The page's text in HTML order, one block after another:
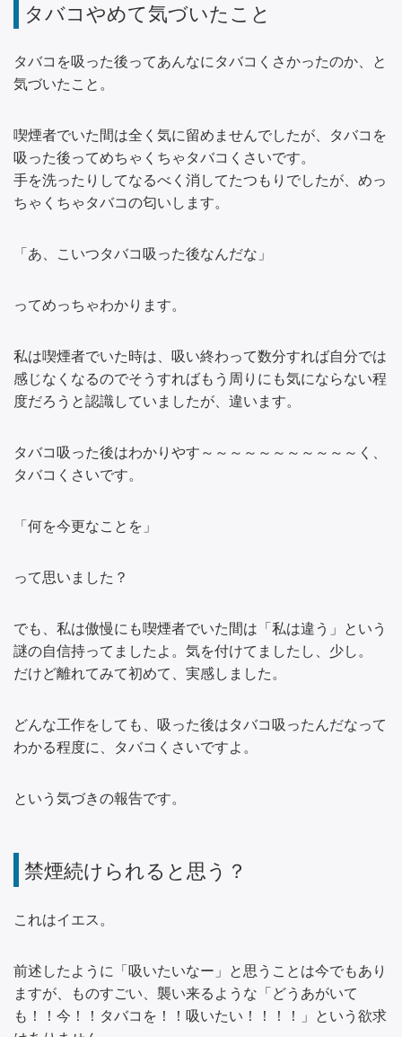
タバコやめて気づいたこと
タバコを吸った後ってあんなにタバコくさかったのか、と
気づいたこと。
喫煙者でいた間は全く気に留めませんでしたが、タバコを
吸った後ってめちゃくちゃタバコくさいです。
手を洗ったりしてなるべく消してたつもりでしたが、めっ
ちゃくちゃタバコの匂いします。
「あ、こいつタバコ吸った後なんだな」
ってめっちゃわかります。
私は喫煙者でいた時は、吸い終わって数分すれば自分では
感じなくなるのでそうすればもう周りにも気にならない程
度だろうと認識していましたが、違います。
タバコ吸った後はわかりやす～～～～～～～～～～～く、
タバコくさいです。
「何を今更なことを」
って思いました？
でも、私は傲慢にも喫煙者でいた間は「私は違う」という
謎の自信持ってましたよ。気を付けてましたし、少し。
だけど離れてみて初めて、実感しました。
どんな工作をしても、吸った後はタバコ吸ったんだなって
わかる程度に、タバコくさいですよ。
という気づきの報告です。
禁煙続けられると思う？
これはイエス。
前述したように「吸いたいなー」と思うことは今でもあり
ますが、ものすごい、襲い来るような「どうあがいて
も！！今！！タバコを！！吸いたい！！！！」という欲求